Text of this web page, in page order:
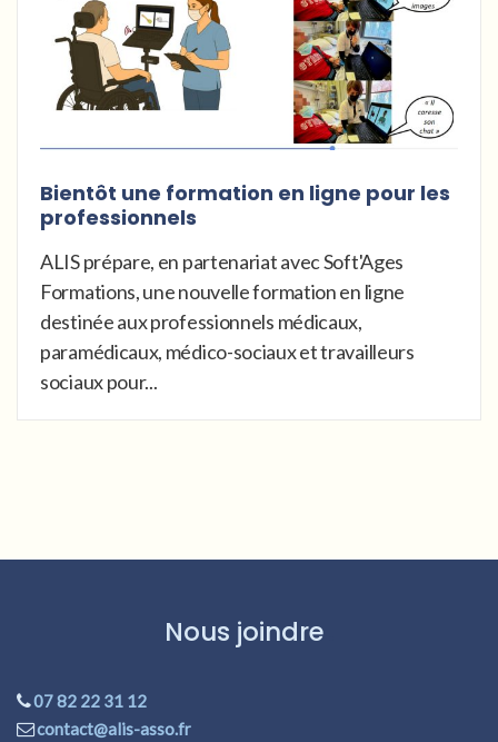
Bientôt une formation en ligne pour les
professionnels
ALIS prépare, en partenariat avec Soft'Ages
Formations, une nouvelle formation en ligne
destinée aux professionnels médicaux,
paramédicaux, médico-sociaux et travailleurs
sociaux pour...
Nous joindre
07 82 22 31 12
contact@alis-asso.fr